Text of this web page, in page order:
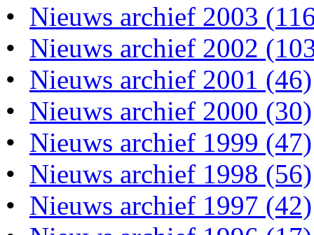
• Nieuws archief 2003
• Nieuws archief 2002
• Nieuws archief 2001 (46)
• Nieuws archief 2000 (30)
• Nieuws archief 1999 (47)
• Nieuws archief 1998 (56)
• Nieuws archief 1997 (42)